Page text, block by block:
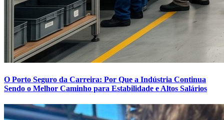
O Porto Seguro da Carreira: Por Que a Indústria Continua
Sendo o Melhor Caminho para Estabilidade e Altos Salários